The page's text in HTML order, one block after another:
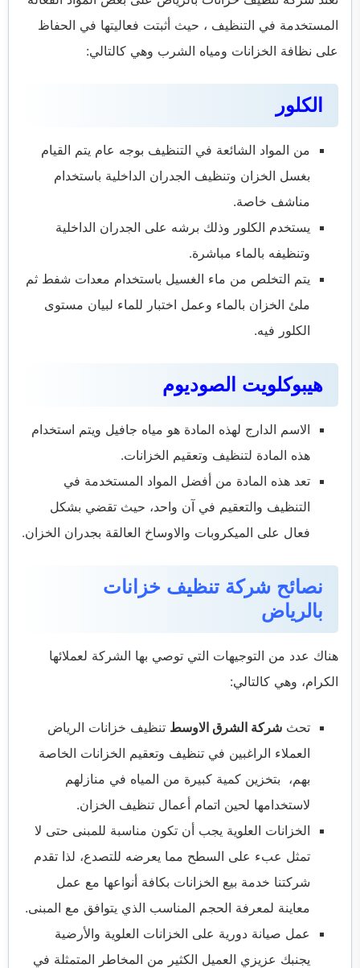
المستخدمة في التنظيف ، حيث أثبتت فعاليتها في الحفاظ
على نظافة الخزانات ومياه الشرب وهي كالتالي:
الكلور
من المواد الشائعة في التنظيف بوجه عام يتم القيام
بغسل الخزان وتنظيف الجدران الداخلية باستخدام
مناشف خاصة.
يستخدم الكلور وذلك برشه على الجدران الداخلية
وتنظيفه بالماء مباشرة.
يتم التخلص من ماء الغسيل باستخدام معدات شفط ثم
ملئ الخزان بالماء وعمل اختبار للماء لبيان مستوى
الكلور فيه.
هيبوكلويت الصوديوم
الاسم الدارج لهذه المادة هو مياه جافيل ويتم استخدام
هذه المادة لتنظيف وتعقيم الخزانات.
تعد هذه المادة من أفضل المواد المستخدمة في
التنظيف والتعقيم في آن واحد، حيث تقضي بشكل
فعال على الميكروبات والاوساخ العالقة بجدران الخزان.
نصائح شركة تنظيف خزانات
بالرياض
هناك عدد من التوجيهات التي توصي بها الشركة لعملائها
الكرام، وهي كالتالي:
تحث شركة الشرق الاوسط تنظيف خزانات الرياض
العملاء الراغبين في تنظيف وتعقيم الخزانات الخاصة
بهم، بتخزين كمية كبيرة من المياه في منازلهم
لاستخدامها لحين اتمام أعمال تنظيف الخزان.
الخزانات العلوية يجب أن تكون مناسبة للمبنى حتى لا
تمثل عبء على السطح مما يعرضه للتصدع، لذا تقدم
شركتنا خدمة بيع الخزانات بكافة أنواعها مع عمل
معاينة لمعرفة الحجم المناسب الذي يتوافق مع المبنى.
عمل صيانة دورية على الخزانات العلوية والأرضية
يجنبك عزيزي العميل الكثير من المخاطر المتمثلة في